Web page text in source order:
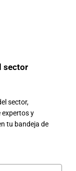
sector
sector,
expertos y
tu bandeja de